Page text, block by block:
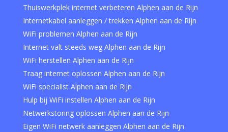
Thuiswerkplek internet verbeteren Alphen aan de Rijn
Internetkabel aanleggen / trekken Alphen aan de Rijn
WiFi problemen Alphen aan de Rijn
Internet valt steeds weg Alphen aan de Rijn
WiFi herstellen Alphen aan de Rijn
Traag internet oplossen Alphen aan de Rijn
WiFi specialist Alphen aan de Rijn
Hulp bij WiFi instellen Alphen aan de Rijn
Netwerkstoring oplossen Alphen aan de Rijn
Eigen WiFi netwerk aanleggen Alphen aan de Rijn